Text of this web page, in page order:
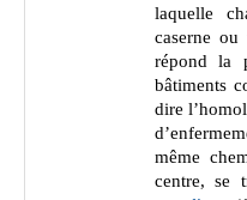
laquelle
caserne ou
répond la
bâtiments
dire
même
centre, se